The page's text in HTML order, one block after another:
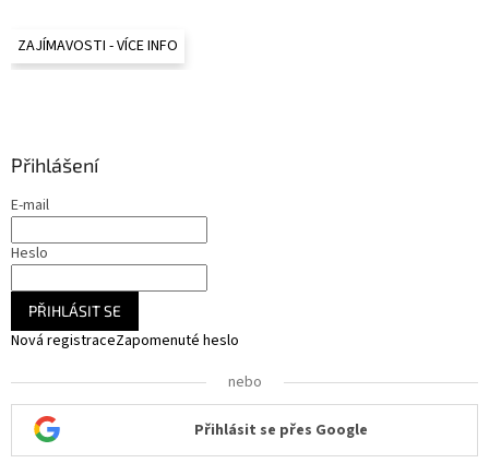
ZAJÍMAVOSTI - VÍCE INFO
Přihlášení
E-mail
Heslo
PŘIHLÁSIT SE
Nová registraceZapomenuté heslo
nebo
Přihlásit se přes Google